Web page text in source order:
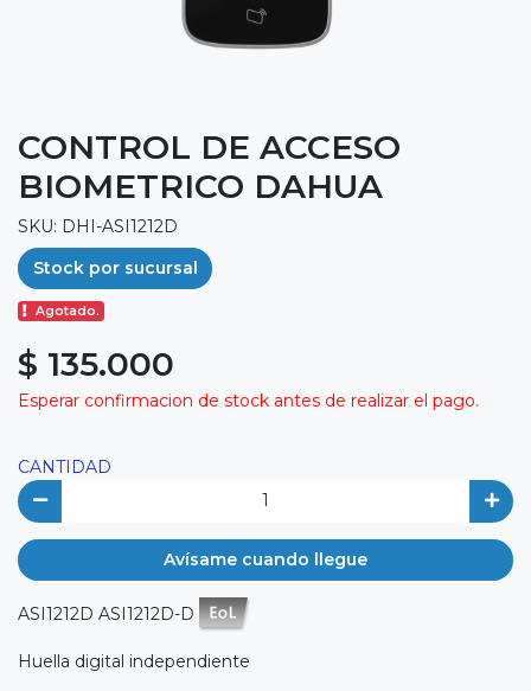
CONTROL DE ACCESO
BIOMETRICO DAHUA
SKU: DHI-ASI1212D
Stock por sucursal
Agotado.
$ 135.000
Esperar confirmacion de stock antes de realizar el pago.
CANTIDAD
Avísame cuando llegue
ASI1212D ASI1212D-D
Huella digital independiente